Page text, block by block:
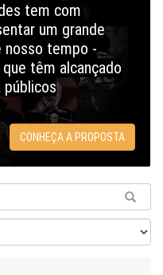
tem com
um grande
nosso tempo -
têm alcançado
públicos
CONHEÇA A PROPOSTA